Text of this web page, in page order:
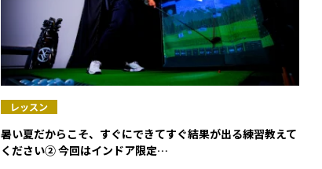
レッスン
暑い夏だからこそ、すぐにできてすぐ結果が出る練習教えて
ください② 今回はインドア限定…